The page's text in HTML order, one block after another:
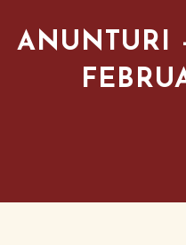
ANUNTURI